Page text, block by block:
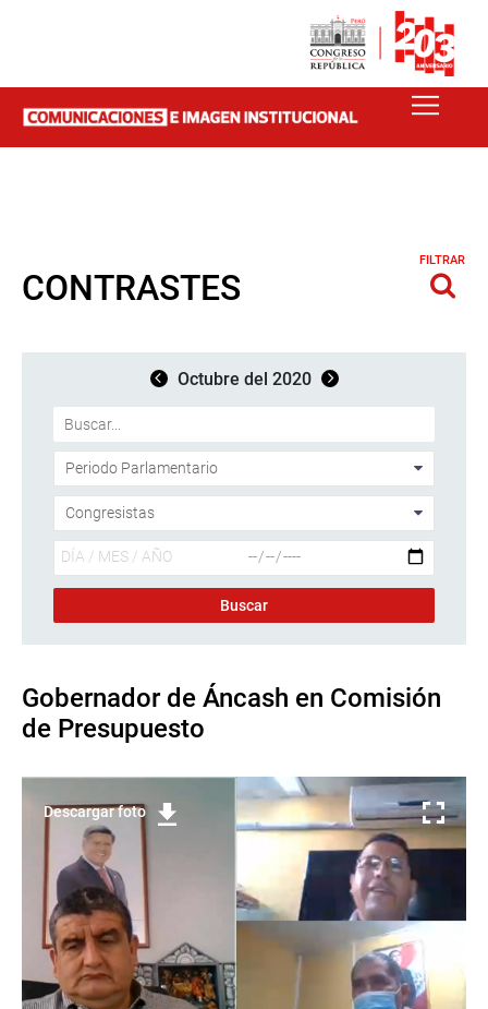
CONTRASTES
FILTRAR
Octubre del 2020
Gobernador de Áncash en Comisión
de Presupuesto
Descargar foto